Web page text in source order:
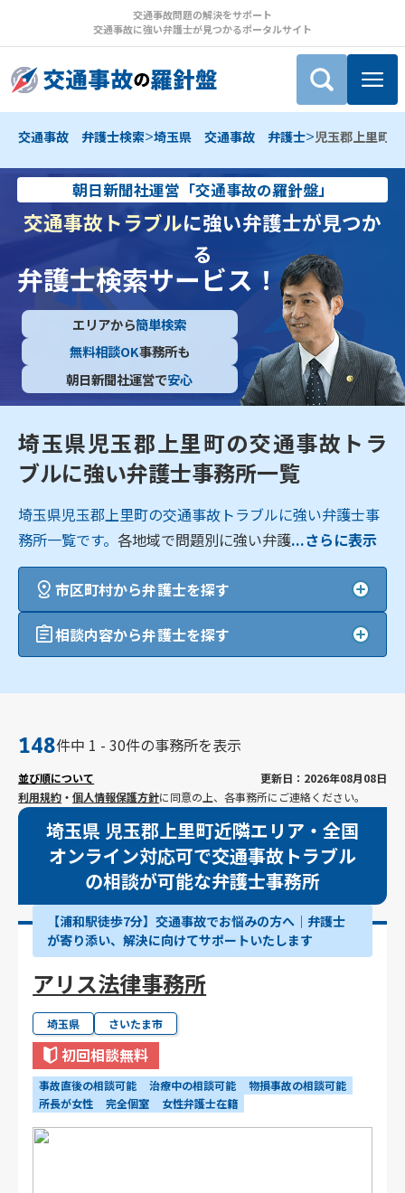
交通事故問題の解決をサポート
交通事故に強い弁護士が見つかるポータルサイト
交通事故 弁護士検索>埼玉県 交通事故 弁護士>児玉郡上里町
朝日新聞社運営「交通事故の羅針盤」
交通事故トラブルに強い弁護士が見つか
る
弁護士検索サービス！
エリアから簡単検索
無料相談OK事務所も
朝日新聞社運営で安心
埼玉県児玉郡上里町の交通事故トラ
ブルに強い弁護士事務所一覧
埼玉県児玉郡上里町の交通事故トラブルに強い弁護士事
務所一覧です。各地域で問題別に強い弁護...さらに表示
市区町村から弁護士を探す
相談内容から弁護士を探す
148件中 1 - 30件の事務所を表示
並び順について
更新日：2026年08月08日
利用規約 ・個人情報保護方針に同意の上、各事務所にご連絡ください。
埼玉県 児玉郡上里町近隣エリア・全国
オンライン対応可で交通事故トラブル
の相談が可能な弁護士事務所
【浦和駅徒歩7分】交通事故でお悩みの方へ｜弁護士
が寄り添い、解決に向けてサポートいたします
アリス法律事務所
埼玉県 さいたま市
初回相談無料
事故直後の相談可能 治療中の相談可能
物損事故の相談可能
所長が女性
完全個室 女性弁護士在籍